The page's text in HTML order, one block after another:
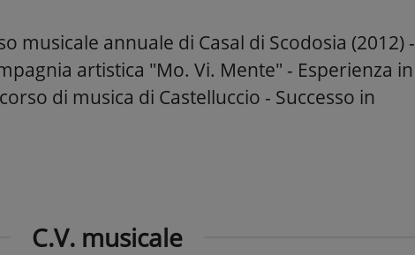
musicale annuale di Casal di Scodosia (2012) -
artistica "Mo. Vi. Mente" - Esperienza in
di musica di Castelluccio - Successo in
C.V. musicale